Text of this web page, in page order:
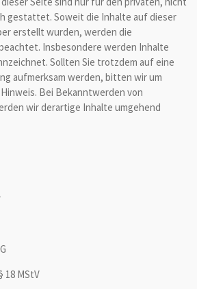
gestattet. Soweit die Inhalte auf dieser
erstellt wurden, werden die
Insbesondere werden Inhalte
Sollten Sie trotzdem auf eine
aufmerksam werden, bitten wir um
Bei Bekanntwerden von
wir derartige Inhalte umgehend
18 MStV